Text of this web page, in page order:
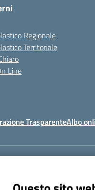
Regionale
Territoriale
Line
TrasparenteAlbo